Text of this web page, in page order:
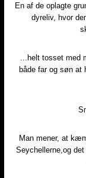
En af de oplagte
dyreliv, hvor
...helt tosset med
både far og søn at
Man mener, at
Seychellerne,og